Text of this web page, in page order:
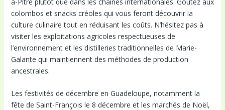
colombos et snacks créoles qui vous feront découvrir la
culture culinaire tout en réduisant les coûts. N’hésitez pas à
visiter les exploitations agricoles respectueuses de
l’environnement et les distilleries traditionnelles de Marie-
Galante qui maintiennent des méthodes de production
ancestrales.
Les festivités de décembre en Guadeloupe, notamment la
fête de Saint-François le 8 décembre et les marchés de Noël,